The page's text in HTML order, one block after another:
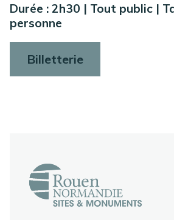
Durée : 2h30 | Tout public |
personne
Billetterie